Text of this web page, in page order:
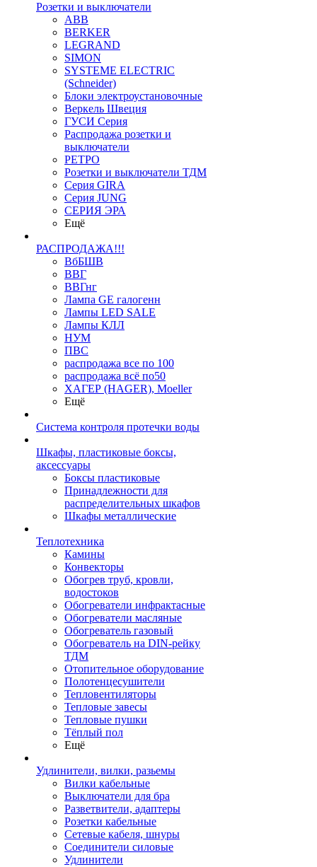
Розетки и выключатели
ABB
BERKER
LEGRAND
SIMON
SYSTEME ELECTRIC
(Schneider)
Блоки электроустановочные
Веркель Швеция
ГУСИ Серия
Распродажа розетки и
выключатели
РЕТРО
Розетки и выключатели ТДМ
Серия GIRA
Серия JUNG
СЕРИЯ ЭРА
Ещё
РАСПРОДАЖА!!!
ВбБШВ
ВВГ
ВВГнг
Лампа GE галогенн
Лампы LED SALE
Лампы КЛЛ
НУМ
ПВС
распродажа все по 100
распродажа всё по50
ХАГЕР (HAGER), Moeller
Ещё
Система контроля протечки воды
Шкафы, пластиковые боксы,
аксессуары
Боксы пластиковые
Принадлежности для
распределительных шкафов
Шкафы металлические
Теплотехника
Камины
Конвекторы
Обогрев труб, кровли,
водостоков
Обогреватели инфрактасные
Обогреватели масляные
Обогреватель газовый
Обогреватель на DIN-рейку
ТДМ
Отопительное оборудование
Полотенцесушители
Тепловентиляторы
Тепловые завесы
Тепловые пушки
Тёплый пол
Ещё
Удлинители, вилки, разьемы
Вилки кабельные
Выключатели для бра
Разветвители, адаптеры
Розетки кабельные
Сетевые кабеля, шнуры
Соединители силовые
Удлинители